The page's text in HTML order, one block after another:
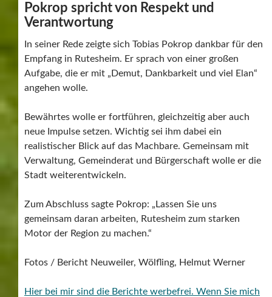
Pokrop spricht von Respekt und
Verantwortung
In seiner Rede zeigte sich Tobias Pokrop dankbar für den
Empfang in Rutesheim. Er sprach von einer großen
Aufgabe, die er mit „Demut, Dankbarkeit und viel Elan“
angehen wolle.
Bewährtes wolle er fortführen, gleichzeitig aber auch
neue Impulse setzen. Wichtig sei ihm dabei ein
realistischer Blick auf das Machbare. Gemeinsam mit
Verwaltung, Gemeinderat und Bürgerschaft wolle er die
Stadt weiterentwickeln.
Zum Abschluss sagte Pokrop: „Lassen Sie uns
gemeinsam daran arbeiten, Rutesheim zum starken
Motor der Region zu machen.“
Fotos / Bericht Neuweiler, Wölfling, Helmut Werner
Hier bei mir sind die Berichte werbefrei. Wenn Sie mich